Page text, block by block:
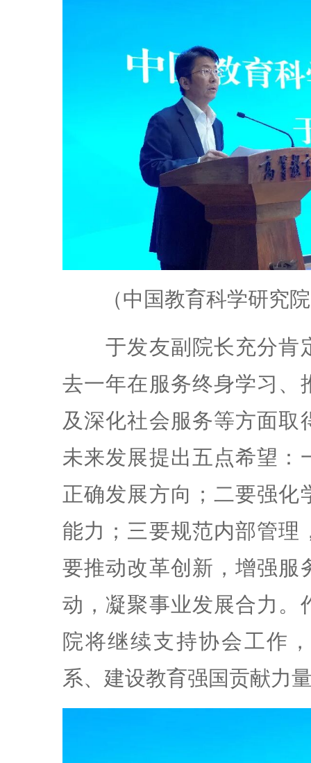
（中国教育科学研究
于发友副院长充分肯
去一年在服务终身学习、
及深化社会服务等方面取
未来发展提出五点希望：
正确发展方向；二要强化
能力；三要规范内部管理
要推动改革创新，增强服
动，凝聚事业发展合力。
院将继续支持协会工作
系、建设教育强国贡献力